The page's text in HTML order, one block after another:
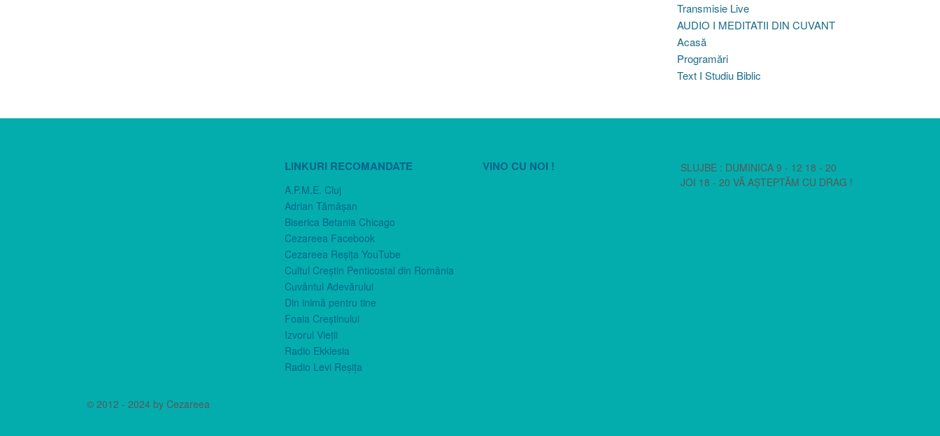
Transmisie Live
AUDIO I MEDITATII DIN CUVANT
Acasă
Programări
Text I Studiu Biblic
LINKURI RECOMANDATE
A.P.M.E. Cluj
Adrian Tămăşan
Biserica Betania Chicago
Cezareea Facebook
Cezareea Reşiţa YouTube
Cultul Creştin Penticostal din România
Cuvântul Adevărului
Din inimă pentru tine
Foaia Creştinului
Izvorul Vieţii
Radio Ekklesia
Radio Levi Reşiţa
VINO CU NOI !
SLUJBE : DUMINICA 9 - 12 18 - 20
JOI 18 - 20 VĂ AȘTEPTĂM CU DRAG !
© 2012 - 2024 by Cezareea